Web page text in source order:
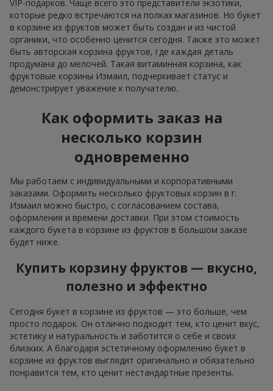
VIP-подарков. Чаще всего это представители экзотики,
которые редко встречаются на полках магазинов. Но букет
в корзине из фруктов может быть создан и из чистой
органики, что особенно ценится сегодня. Также это может
быть авторская корзина фруктов, где каждая деталь
продумана до мелочей. Такая витаминная корзина, как
фруктовые корзины Измаил, подчеркивает статус и
демонстрирует уважение к получателю.
Как оформить заказ на
несколько корзин
одновременно
Мы работаем с индивидуальными и корпоративными
заказами. Оформить несколько фруктовых корзин в г.
Измаил можно быстро, с согласованием состава,
оформления и времени доставки. При этом стоимость
каждого букета в корзине из фруктов в большом заказе
будет ниже.
Купить корзину фруктов — вкусно,
полезно и эффектно
Сегодня букет в корзине из фруктов — это больше, чем
просто подарок. Он отлично подходит тем, кто ценит вкус,
эстетику и натуральность и заботится о себе и своих
близких. А благодаря эстетичному оформлению букет в
корзине из фруктов выглядит оригинально и обязательно
понравится тем, кто ценит нестандартные презенты.